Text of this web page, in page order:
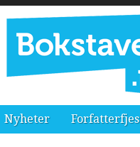
Nyheter Forfatterfjes